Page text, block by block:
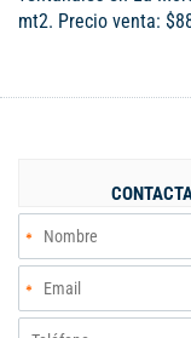
mt2. Precio venta:
Consta de 4 alcobas
de TV, Cocina
social. Esta etapa
de football y